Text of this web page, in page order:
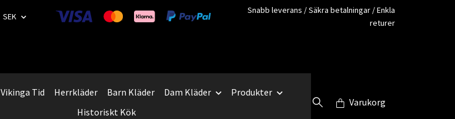
SEK
Snabb leverans / Säkra betalningar / Enkla
returer
Vikinga Tid Herrkläder Barn Kläder Dam Kläder
Produkter
Historiskt Kök
Varukorg